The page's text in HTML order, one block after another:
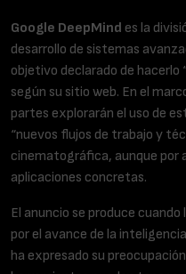
Google DeepMind es la
desarrollo de sistemas
objetivo declarado de hacerlo
según su sitio web. En el
partes explorarán el uso de
“nuevos flujos de trabajo y
cinematográfica, aunque por
aplicaciones concretas.
El anuncio se produce
por el avance de la
ha expresado su